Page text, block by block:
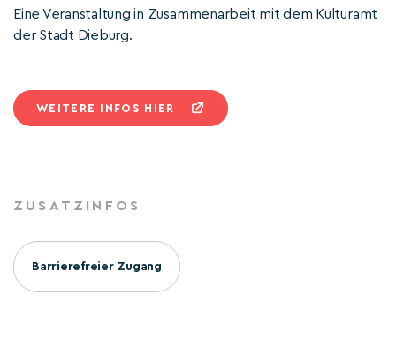
Eine Veranstaltung in Zusammenarbeit mit dem Kulturamt
der Stadt Dieburg.
WEITERE INFOS HIER
ZUSATZINFOS
Barrierefreier Zugang